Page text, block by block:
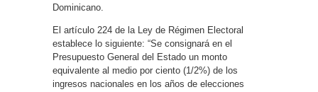
Dominicano.
El artículo 224 de la Ley de Régimen Electoral
establece lo siguiente: “Se consignará en el
Presupuesto General del Estado un monto
equivalente al medio por ciento (1/2%) de los
ingresos nacionales en los años de elecciones